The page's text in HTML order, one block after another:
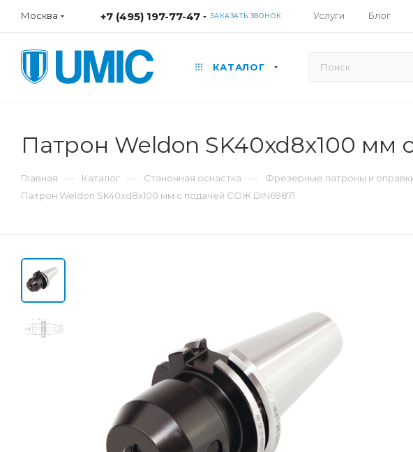
Москва +7 (495) 197-77-47 ЗАКАЗАТЬ ЗВОНОК Услуги Блог
КАТАЛОГ
Патрон Weldon SK40xd8x100 мм
Главная — Каталог — Станочная оснастка — Фрезерные патроны и
Патрон Weldon SK40xd8x100 мм с подачей СОЖ DIN69871